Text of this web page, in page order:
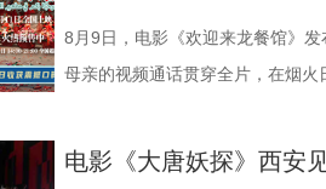
8月9日，电影《欢迎来龙餐馆》
母亲的视频通话贯穿全片，在烟
现人物关系与时代背景的复杂情
电影《大唐妖探》西安